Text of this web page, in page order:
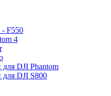
- F550
4
для DJI Phantom
для DJI S800